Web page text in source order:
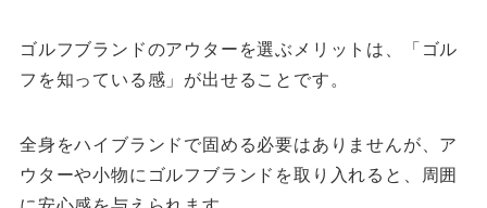
ゴルフブランドのアウターを選ぶメリットは、「ゴル
フを知っている感」が出せることです。
全身をハイブランドで固める必要はありませんが、ア
ウターや小物にゴルフブランドを取り入れると、周囲